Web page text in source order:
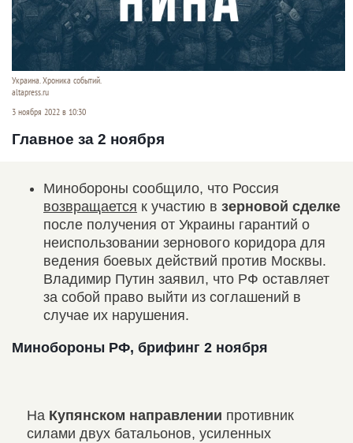
Украина. Хроника событий.
altapress.ru
3 ноября 2022 в 10:30
Главное за 2 ноября
Минобороны сообщило, что Россия
возвращается к участию в зерновой сделке
после получения от Украины гарантий о
неиспользовании зернового коридора для
ведения боевых действий против Москвы.
Владимир Путин заявил, что РФ оставляет
за собой право выйти из соглашений в
случае их нарушения.
Минобороны РФ, брифинг 2 ноября
На Купянском направлении противник
силами двух батальонов, усиленных